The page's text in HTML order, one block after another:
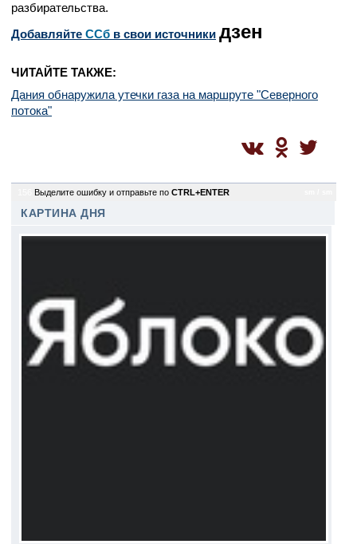
разбирательства.
Добавляйте CСб в свои источники дзен
ЧИТАЙТЕ ТАКЖЕ:
Дания обнаружила утечки газа на маршруте "Северного
потока"
Выделите ошибку и отправьте по CTRL+ENTER
КАРТИНА ДНЯ